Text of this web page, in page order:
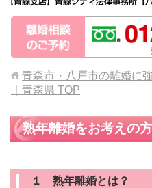
青森市・八戸市の離婚に
｜青森県 TOP
熟年離婚をお考えの
１ 熟年離婚とは？